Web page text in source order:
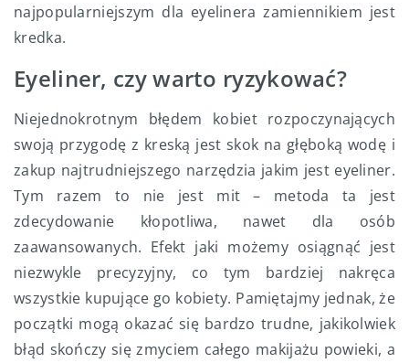
najpopularniejszym dla eyelinera zamiennikiem jest
kredka.
Eyeliner, czy warto ryzykować?
Niejednokrotnym błędem kobiet rozpoczynających
swoją przygodę z kreską jest skok na głęboką wodę i
zakup najtrudniejszego narzędzia jakim jest eyeliner.
Tym razem to nie jest mit – metoda ta jest
zdecydowanie kłopotliwa, nawet dla osób
zaawansowanych. Efekt jaki możemy osiągnąć jest
niezwykle precyzyjny, co tym bardziej nakręca
wszystkie kupujące go kobiety. Pamiętajmy jednak, że
początki mogą okazać się bardzo trudne, jakikolwiek
błąd skończy się zmyciem całego makijażu powieki, a